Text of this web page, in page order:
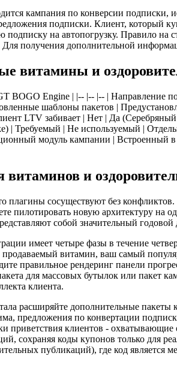
кампания по конверсии подписки,
подписки. Клиент, который
подписку на автопогрузку. Правило
получения дополнительной
витамины и
BOGO Engine | |-- |-- |-- | Направление
шаблоны пакетов |
LTV забивает | Нет | Да
| Требуемый | Не используемый |
модуль кампании | Встроенный
и
плагины сосуществуют без
пилотировать новую архитектуру
собой значительный
имеет четыре фазы в течение
витамин, ваш самый
правильное рендеринг панели
для массовых бутылок или пакет
клиента.
расширяйте дополнительные
предложения по конвертации
приветствия клиентов -
сохраняя коды купонов только для
публикаций), где код